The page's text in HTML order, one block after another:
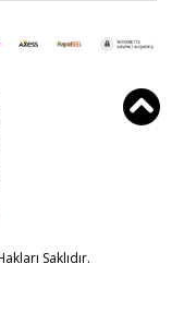
Saklıdır.